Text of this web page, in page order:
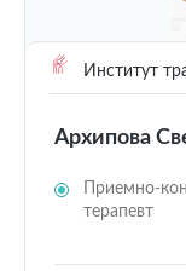
Институт
Архипова
Приемно-
терапевт